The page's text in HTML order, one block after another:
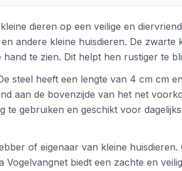
dieren op een veilige en
andere kleine huisdieren. De
te zien. Dit helpt hen rustiger te
steel heeft een lengte van 4 cm cm
aan de bovenzijde van het net
te gebruiken en geschikt voor
of eigenaar van kleine
biedt een zachte en